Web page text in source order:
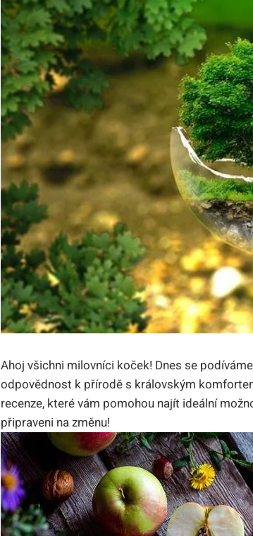
Ahoj všichni milovníci koček! Dnes se
odpovědnost k přírodě s královským
recenze, které vám pomohou najít ideální
připraveni na změnu!